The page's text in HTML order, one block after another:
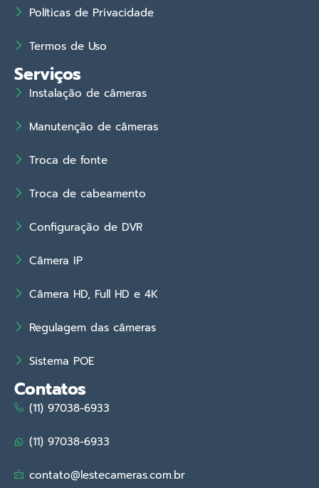
Políticas de Privacidade
Termos de Uso
Serviços
Instalação de câmeras
Manutenção de câmeras
Troca de fonte
Troca de cabeamento
Configuração de DVR
Câmera IP
Câmera HD, Full HD e 4K
Regulagem das câmeras
Sistema POE
Contatos
(11) 97038-6933
(11) 97038-6933
contato@lestecameras.com.br